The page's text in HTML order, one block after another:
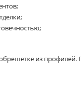
из профилей.